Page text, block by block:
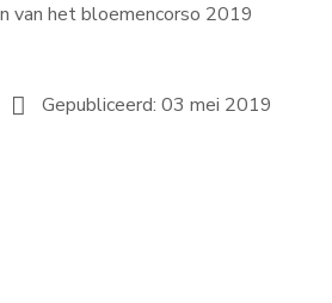
van het bloemencorso 2019
Gepubliceerd: 03 mei 2019